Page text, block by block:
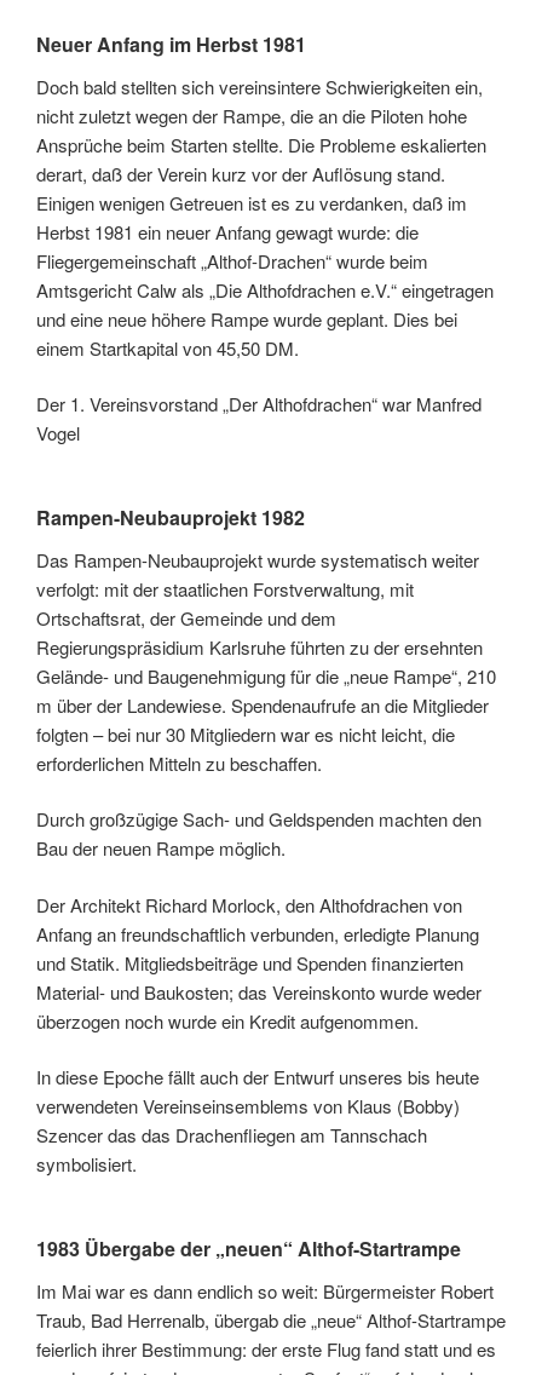
Neuer Anfang im Herbst 1981
Doch bald stellten sich vereinsintere Schwierigkeiten ein,
nicht zuletzt wegen der Rampe, die an die Piloten hohe
Ansprüche beim Starten stellte. Die Probleme eskalierten
derart, daß der Verein kurz vor der Auflösung stand.
Einigen wenigen Getreuen ist es zu verdanken, daß im
Herbst 1981 ein neuer Anfang gewagt wurde: die
Fliegergemeinschaft „Althof-Drachen“ wurde beim
Amtsgericht Calw als „Die Althofdrachen e.V.“ eingetragen
und eine neue höhere Rampe wurde geplant. Dies bei
einem Startkapital von 45,50 DM.
Der 1. Vereinsvorstand „Der Althofdrachen“ war Manfred
Vogel
Rampen-Neubauprojekt 1982
Das Rampen-Neubauprojekt wurde systematisch weiter
verfolgt: mit der staatlichen Forstverwaltung, mit
Ortschaftsrat, der Gemeinde und dem
Regierungspräsidium Karlsruhe führten zu der ersehnten
Gelände- und Baugenehmigung für die „neue Rampe“, 210
m über der Landewiese. Spendenaufrufe an die Mitglieder
folgten – bei nur 30 Mitgliedern war es nicht leicht, die
erforderlichen Mitteln zu beschaffen.
Durch großzügige Sach- und Geldspenden machten den
Bau der neuen Rampe möglich.
Der Architekt Richard Morlock, den Althofdrachen von
Anfang an freundschaftlich verbunden, erledigte Planung
und Statik. Mitgliedsbeiträge und Spenden finanzierten
Material- und Baukosten; das Vereinskonto wurde weder
überzogen noch wurde ein Kredit aufgenommen.
In diese Epoche fällt auch der Entwurf unseres bis heute
verwendeten Vereinseinsemblems von Klaus (Bobby)
Szencer das das Drachenfliegen am Tannschach
symbolisiert.
1983 Übergabe der „neuen“ Althof-Startrampe
Im Mai war es dann endlich so weit: Bürgermeister Robert
Traub, Bad Herrenalb, übergab die „neue“ Althof-Startrampe
feierlich ihrer Bestimmung: der erste Flug fand statt und es